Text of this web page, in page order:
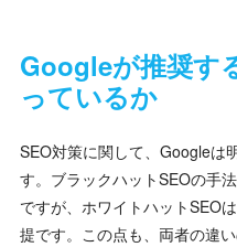
Googleが推奨す
っているか
SEO対策に関して、Googleは
す。ブラックハットSEOの手
ですが、ホワイトハットSEO
提です。この点も、両者の違い